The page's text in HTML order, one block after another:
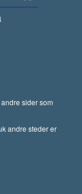
sider som
andre steder er